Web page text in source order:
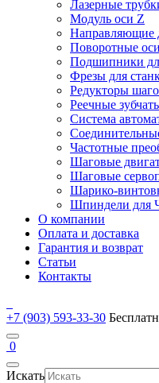
Лазерные
Модуль оси Z
Направляющие
Поворотные
Подшипники
Фрезы для
Редукторы
Реечные
Система
Частотные
Шаговые
Шаговые
Шарико-
Шпиндели для
О компании
Оплата и доставка
Гарантия и возврат
Статьи
Контакты
+7 (903) 593-33-30
0
Искать